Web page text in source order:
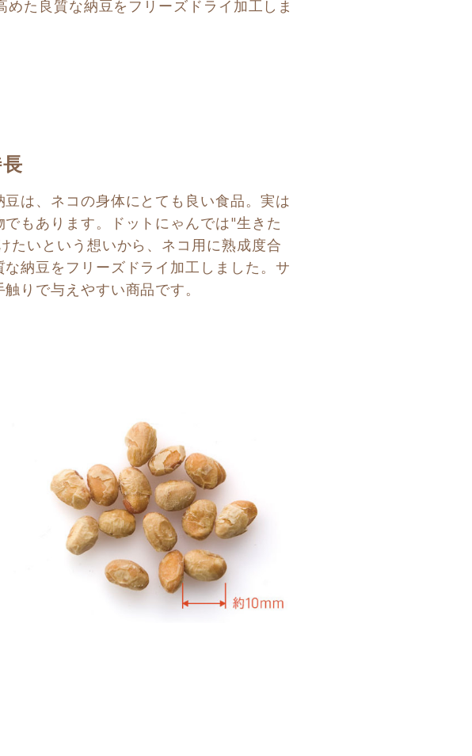
た良質な納豆をフリーズドライ加工しま
豆は、ネコの身体にとても良い食品。実は
でもあります。ドットにゃんでは"生きた
たいという想いから、ネコ用に熟成度合
な納豆をフリーズドライ加工しました。サ
りで与えやすい商品です。